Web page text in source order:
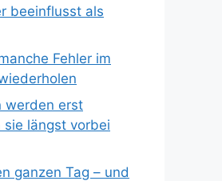
beeinflusst als
Fehler im
werden erst
längst vorbei
ganzen Tag – und